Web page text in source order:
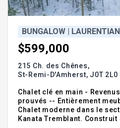
BUNGALOW |
$599,000
215 Ch. des Chênes,
St-Remi-D'Amherst, J0T 2L0
Chalet clé en main -
prouvés -- Entièrement
Chalet moderne dans le
Kanata Tremblant. Construit